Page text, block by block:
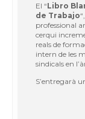
El “Libro
de Trabajo
professional
cerqui
reals de
intern de les
sindicals en
S’entregarà